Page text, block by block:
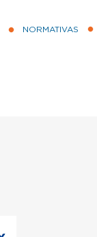
NORMATIVAS